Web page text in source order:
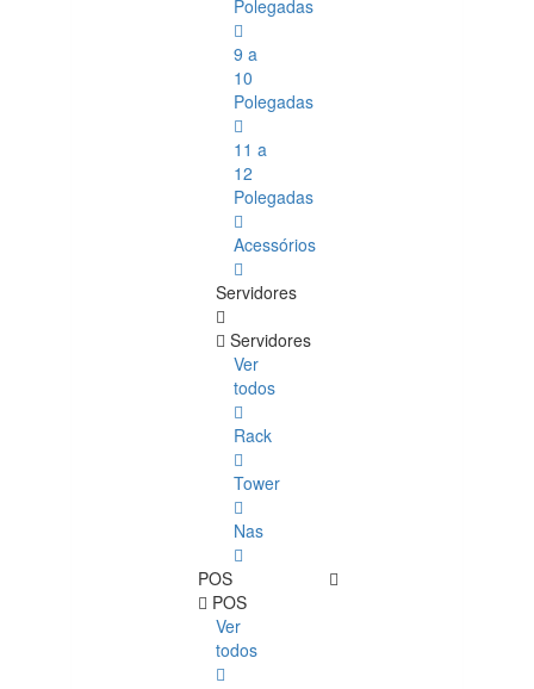
Polegadas
9 a
10
Polegadas
11 a
12
Polegadas
Acessórios
Servidores
Servidores
Ver
todos
Rack
Tower
Nas
POS
POS
Ver
todos